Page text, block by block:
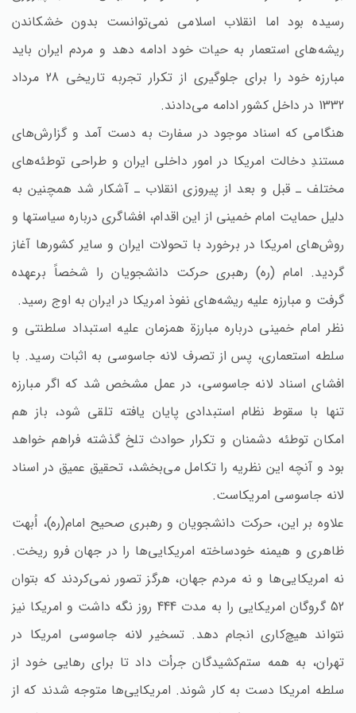
رسیده بود اما انقلاب اسلامی نمی‌توانست بدون خشکاندن
ریشه‌های استعمار به حیات خود ادامه دهد و مردم ایران باید
مبارزه خود را برای جلوگیری از تکرار تجربه تاریخی 28 مرداد
1332 در داخل کشور ادامه می‌دادند.
هنگامی که اسناد موجود در سفارت به دست آمد و گزارش‌های
مستندِ دخالت امریکا در امور داخلی ایران و طراحی توطئه‌های
مختلف ـ قبل و بعد از پیروزی انقلاب ـ آشکار شد همچنین به
دلیل حمایت امام خمینی از این اقدام‌، افشاگری درباره سیاستها و
روش‌های امریکا در برخورد با تحولات ایران و سایر کشورها آغاز
گردید. امام (ره‌) رهبری حرکت دانشجویان را شخصاً برعهده
گرفت و مبارزه علیه ریشه‌های نفوذ امریکا در ایران به اوج رسید.
نظر امام خمینی درباره مبارزة همزمان علیه استبداد سلطنتی و
سلطه استعماری‌، پس از تصرف لانه جاسوسی به اثبات رسید. با
افشای اسناد لانه جاسوسی‌، در عمل مشخص شد که اگر مبارزه
تنها با سقوط نظام استبدادی پایان یافته تلقی شود، باز هم
امکان توطئه دشمنان و تکرار حوادث تلخ گذشته فراهم خواهد
بود و آنچه این نظریه را تکامل می‌بخشد، تحقیق عمیق در اسناد
لانه جاسوسی امریکاست‌.
علاوه بر این‌، حرکت دانشجویان و رهبری صحیح امام‌(ره‌)، اُبهت
ظاهری و هیمنه خودساخته امریکایی‌ها را در جهان فرو ریخت‌.
نه امریکایی‌ها و نه مردم جهان‌، هرگز تصور نمی‌کردند که بتوان
52 گروگان امریکایی را به مدت 444 روز نگه داشت و امریکا نیز
نتواند هیچ‌کاری انجام دهد. تسخیر لانه جاسوسی امریکا در
تهران‌، به همه ستم‌کشیدگان جرأت داد تا برای رهایی خود از
سلطه امریکا دست به کار شوند. امریکایی‌ها متوجه شدند که از